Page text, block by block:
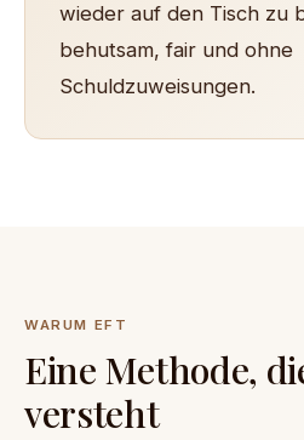
wieder auf den Tisch zu
behutsam, fair und ohne
Schuldzuweisungen.
WARUM EFT
Eine Methode,
versteht